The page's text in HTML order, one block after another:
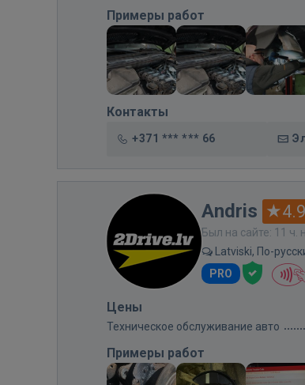
Примеры работ
Контакты
+371 *** *** 66
Andris 4.9
Был на сайте: 11 ч.
Latviski, По-
PRO
Цены
Техническое обслуживание авто
Примеры работ